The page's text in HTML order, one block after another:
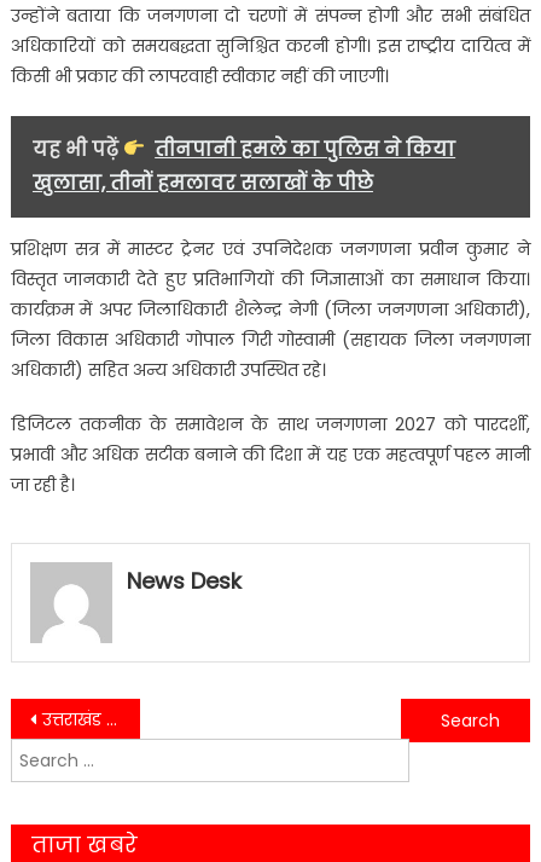
उन्होंने बताया कि जनगणना दो चरणों में संपन्न होगी और सभी संबंधित
अधिकारियों को समयबद्धता सुनिश्चित करनी होगी। इस राष्ट्रीय दायित्व में
किसी भी प्रकार की लापरवाही स्वीकार नहीं की जाएगी।
यह भी पढ़ें
तीनपानी हमले का पुलिस ने किया
खुलासा, तीनों हमलावर सलाखों के पीछे
प्रशिक्षण सत्र में मास्टर ट्रेनर एवं उपनिदेशक जनगणना प्रवीन कुमार ने
विस्तृत जानकारी देते हुए प्रतिभागियों की जिज्ञासाओं का समाधान किया।
कार्यक्रम में अपर जिलाधिकारी शैलेन्द्र नेगी (जिला जनगणना अधिकारी),
जिला विकास अधिकारी गोपाल गिरी गोस्वामी (सहायक जिला जनगणना
अधिकारी) सहित अन्य अधिकारी उपस्थित रहे।
डिजिटल तकनीक के समावेशन के साथ जनगणना 2027 को पारदर्शी,
प्रभावी और अधिक सटीक बनाने की दिशा में यह एक महत्वपूर्ण पहल मानी
जा रही है।
News Desk
Post
navigation
उत्तराखंड के अल्मोड़ा में कार दुर्घटना, गहरी खाई में गिरने से तीन की जान गई…..
Haldwani : कार के अंदर छात्रा से दरिंदगी_ दो गिरफ्तार…….
Search
for:
ताजा खबरे